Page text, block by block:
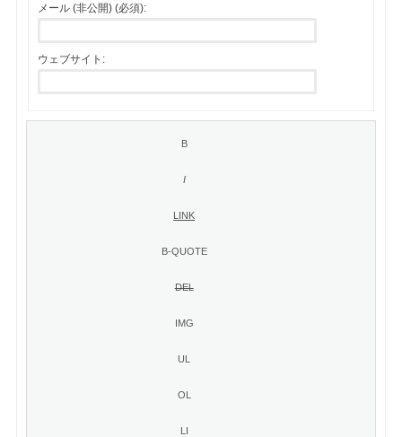
メール (非公開) (必須):
ウェブサイト: